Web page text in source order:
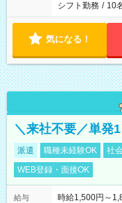
シフト勤務 / 10
気になる！
＼来社不要／単発
派遣 職種未経験OK 社
WEB登録・面接OK
給与 時給1,500円～